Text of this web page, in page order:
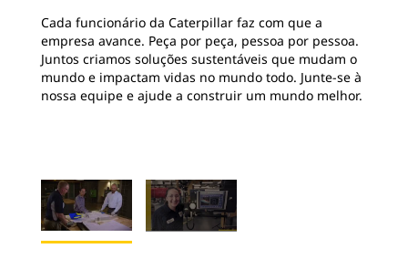
Cada funcionário da Caterpillar faz com que a
empresa avance. Peça por peça, pessoa por pessoa.
Juntos criamos soluções sustentáveis que mudam o
mundo e impactam vidas no mundo todo. Junte-se à
nossa equipe e ajude a construir um mundo melhor.